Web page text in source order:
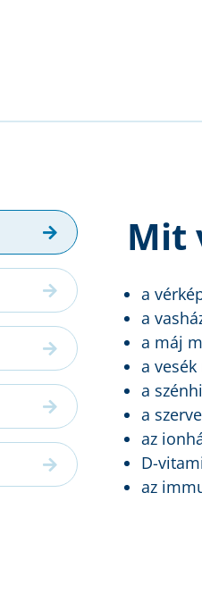
Mit
a
a
a máj
a
a
a
az
D-
az